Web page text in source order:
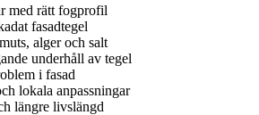
med rätt fogprofil
fasadtegel
alger och salt
underhåll av tegel
i fasad
lokala anpassningar
längre livslängd